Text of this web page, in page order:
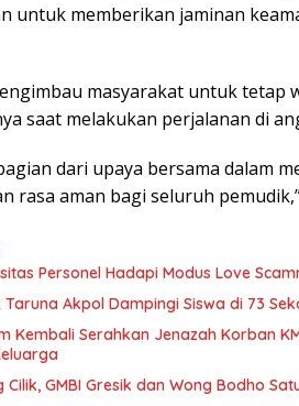
untuk memberikan jaminan
masyarakat untuk tetap
saat melakukan perjalanan di
dari upaya bersama dalam
rasa aman bagi seluruh
Personel Hadapi Modus Love
Akpol Dampingi Siswa di 73
Kembali Serahkan Jenazah Korban
Cilik, GMBI Gresik dan Wong Bodho